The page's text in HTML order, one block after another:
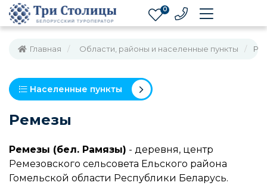
0
Главная Области, районы и населенные пункты
Населенные пункты
Ремезы
Ремезы (бел. Рамязы) - деревня, центр
Ремезовского сельсовета Ельского района
Гомельской области Республики Беларусь.